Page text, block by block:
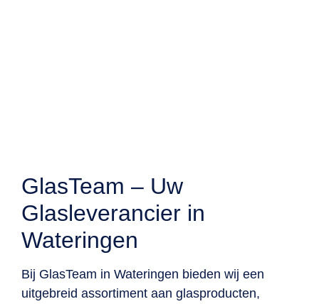
GlasTeam – Uw
Glasleverancier in
Wateringen
Bij GlasTeam in Wateringen bieden wij een
uitgebreid assortiment aan glasproducten,